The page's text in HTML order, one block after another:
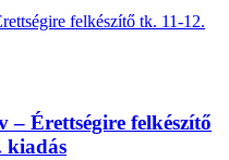
– Érettségire felkészítő
kiadás